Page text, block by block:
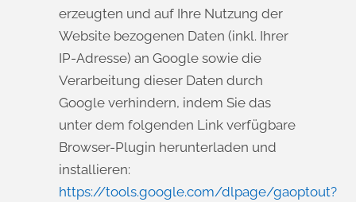
erzeugten und auf Ihre Nutzung der
Website bezogenen Daten (inkl. Ihrer
IP-Adresse) an Google sowie die
Verarbeitung dieser Daten durch
Google verhindern, indem Sie das
unter dem folgenden Link verfügbare
Browser-Plugin herunterladen und
installieren:
https://tools.google.com/dlpage/gaoptout?